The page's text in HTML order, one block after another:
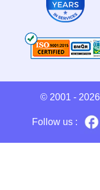
© 2001 - 2026
Follow us :